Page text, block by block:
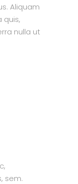
Aliquam
quis,
nulla ut
sem.